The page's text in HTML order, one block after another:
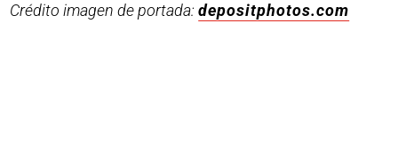
Crédito imagen de portada:depositphotos.com